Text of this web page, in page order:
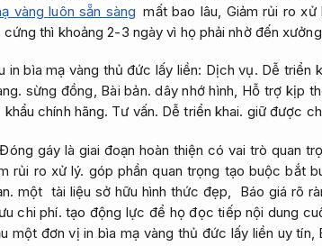
vàng luôn sẵn sàng mất bao lâu, Giảm rủi ro xử
cứng thì khoảng 2-3 ngày vì họ phải nhờ đến
in bìa mạ vàng thủ đức lấy liền: Dịch vụ. Dễ triển
sừng đồng, Bài bản. dây nhớ hình, Hỗ trợ kịp
chính hãng. Tư vấn. Dễ triển khai. giữ được
Đóng gáy là giai đoạn hoàn thiện có vai trò quan
rủi ro xử lý. góp phần quan trọng tạo buộc bắt
một tài liệu sở hữu hình thức đẹp, Báo giá rõ
chi phí. tạo động lực để họ đọc tiếp nội dung
một đơn vị in bìa mạ vàng thủ đức lấy liền uy tín,